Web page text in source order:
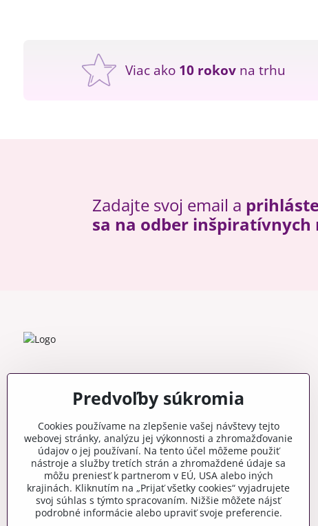
Viac ako 10 rokov na trhu
Zadajte svoj email a
sa na odber inšpiratívnych
Predvoľby súkromia
Cookies používame na zlepšenie vašej návštevy tejto
webovej stránky, analýzu jej výkonnosti a zhromažďovanie
údajov o jej používaní. Na tento účel môžeme použiť
nástroje a služby tretích strán a zhromaždené údaje sa
môžu preniesť k partnerom v EÚ, USA alebo iných
krajinách. Kliknutím na „Prijať všetky cookies“ vyjadrujete
svoj súhlas s týmto spracovaním. Nižšie môžete nájsť
podrobné informácie alebo upraviť svoje preferencie.